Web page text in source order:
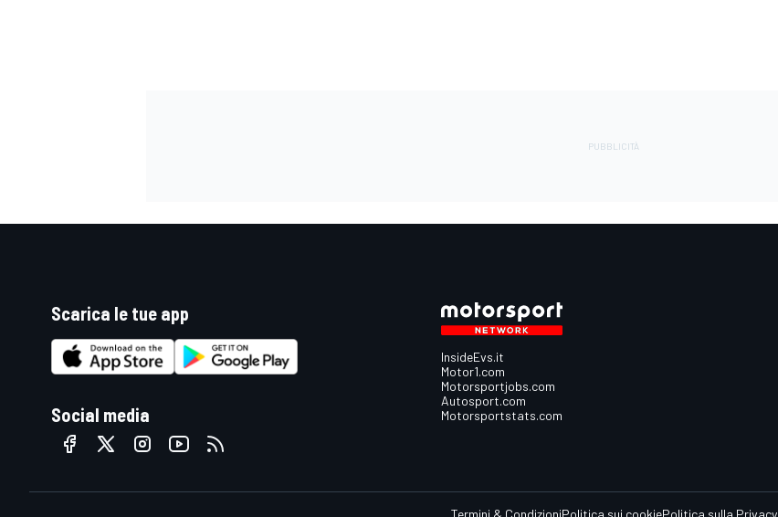
ENDURANCE/GT
Scarica le tue app
Social media
InsideEvs.it
Motor1.com
Motorsportjobs.com
Autosport.com
Motorsportstats.com